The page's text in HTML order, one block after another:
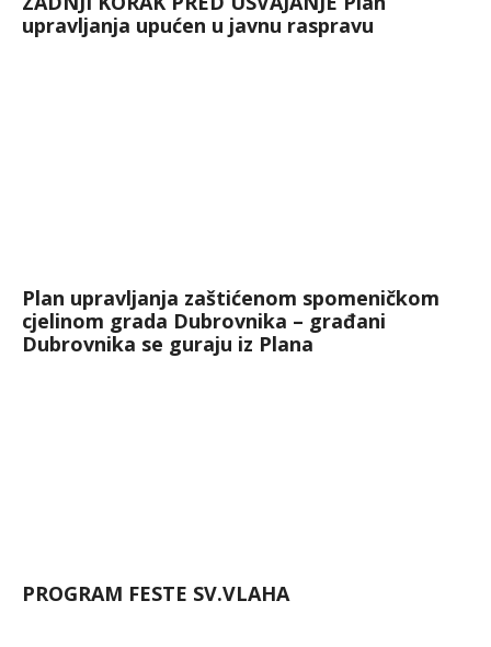
upravljanja upućen u javnu raspravu
Plan upravljanja zaštićenom spomeničkom
cjelinom grada Dubrovnika – građani
Dubrovnika se guraju iz Plana
PROGRAM FESTE SV.VLAHA